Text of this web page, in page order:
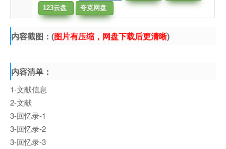
123云盘
夸克网盘
内容截图：(图片有压缩，网盘下载后更清晰)
内容清单：
1-文献信息
2-文献
3-回忆录-1
3-回忆录-2
3-回忆录-3